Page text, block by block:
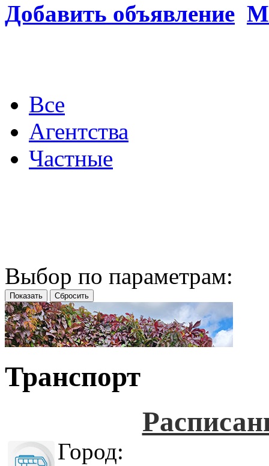
Добавить объявление
Все
Агентства
Частные
Выбор по параметрам:
Транспорт
Город: